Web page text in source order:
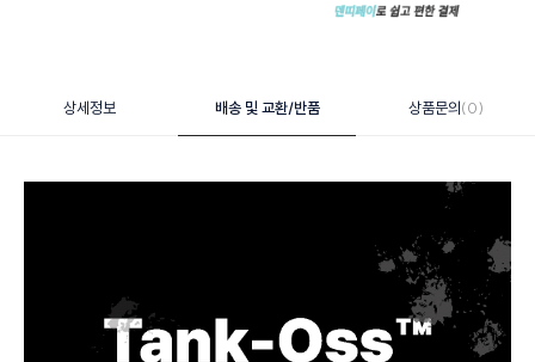
상세정보 배송 및 교환/반품 상품문의(0)